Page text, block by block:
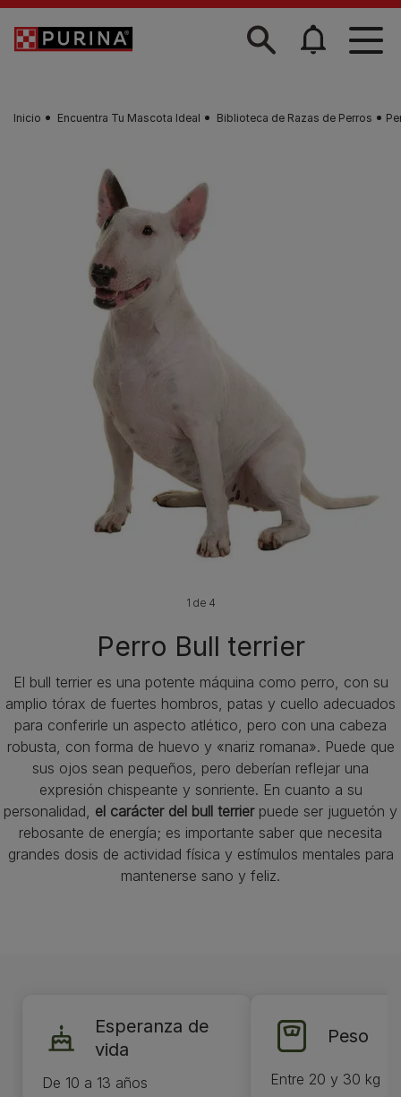
Skip to main content
Inicio Encuentra Tu Mascota Ideal Biblioteca de Razas de Perros
Perro Bull terrier
El bull terrier es una potente máquina como perro, con su
amplio tórax de fuertes hombros, patas y cuello adecuados
para conferirle un aspecto atlético, pero con una cabeza
robusta, con forma de huevo y «nariz romana». Puede que
sus ojos sean pequeños, pero deberían reflejar una
expresión chispeante y sonriente. En cuanto a su
personalidad, el carácter del bull terrierpuede ser juguetón y
rebosante de energía; es importante saber que necesita
grandes dosis de actividad física y estímulos mentales para
mantenerse sano y feliz.
1 de 4
Esperanza de
vida
De 10 a 13 años
Peso
Entre 20 y 30 kg